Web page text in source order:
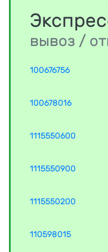
вывоз /
100676756
100678016
1115550600
1115550900
1115550200
110598015